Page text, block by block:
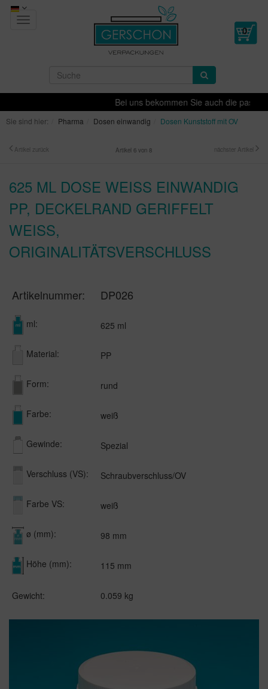
Toggle
Bei uns bekommen Sie auch die
Sie sind hier: Pharma Dosen einwandig Dosen Kunststoff mit OV
Artikel zurück Artikel 6 von 8 nächster Artikel
625 ML DOSE WEISS EINWANDIG P
P, DECKELRAND GERIFFELT W
EISS, OR
IGINALITÄTSVERSCHLUSS
Artikelnummer: DP026
ml: 625 ml
Material: PP
Form: rund
Farbe: weiß
Gewinde: Spezial
Verschluss (VS): Schraubverschluss/OV
Farbe VS: weiß
ø (mm): 98 mm
Höhe (mm): 115 mm
Gewicht: 0.059 kg